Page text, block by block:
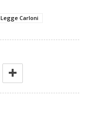
Legge Carloni